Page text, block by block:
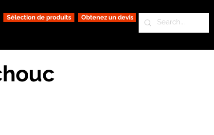
Sélection de produits Obtenez un devis